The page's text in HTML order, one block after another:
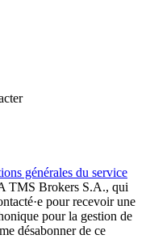
générales du service
TMS Brokers S.A., qui
pour recevoir une
pour la gestion de
désabonner de ce